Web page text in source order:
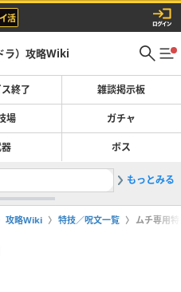
ラ）攻略Wiki
終了 雑談掲示板
場 ガチャ
ボス
2
もっとみる
攻略Wiki 特技／呪文一覧 ムチ専用